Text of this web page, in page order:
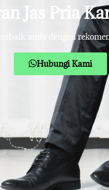
Jas Pria
anda dengan
Hubungi Kami